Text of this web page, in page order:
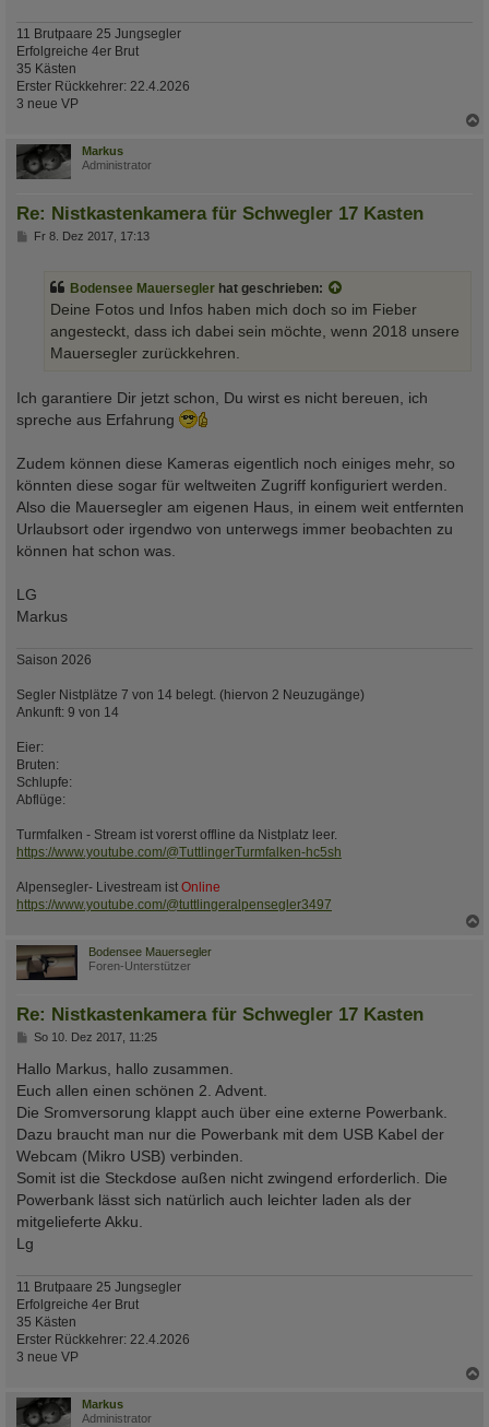
11 Brutpaare 25 Jungsegler
Erfolgreiche 4er Brut
35 Kästen
Erster Rückkehrer: 22.4.2026
3 neue VP
Markus
Administrator
Re: Nistkastenkamera für Schwegler 17 Kasten
BFr 8. Dez 2017, 17:13
Bodensee Mauersegler hat geschrieben:
Deine Fotos und Infos haben mich doch so im Fieber
angesteckt, dass ich dabei sein möchte, wenn 2018 unsere
Mauersegler zurückkehren.
Ich garantiere Dir jetzt schon, Du wirst es nicht bereuen, ich
spreche aus Erfahrung
Zudem können diese Kameras eigentlich noch einiges mehr, so
könnten diese sogar für weltweiten Zugriff konfiguriert werden.
Also die Mauersegler am eigenen Haus, in einem weit entfernten
Urlaubsort oder irgendwo von unterwegs immer beobachten zu
können hat schon was.
LG
Markus
Saison 2026
Segler Nistplätze 7 von 14 belegt. (hiervon 2 Neuzugänge)
Ankunft: 9 von 14
Eier:
Bruten:
Schlupfe:
Abflüge:
Turmfalken - Stream ist vorerst offline da Nistplatz leer.
https://www.youtube.com/@TuttlingerTurmfalken-hc5sh
Alpensegler- Livestream ist Online
https://www.youtube.com/@tuttlingeralpensegler3497
Bodensee Mauersegler
Foren-Unterstützer
Re: Nistkastenkamera für Schwegler 17 Kasten
B
i
t
r
a
g
So 10. Dez 2017, 11:25
Hallo Markus, hallo zusammen.
Euch allen einen schönen 2. Advent.
Die Sromversorung klappt auch über eine externe Powerbank.
Dazu braucht man nur die Powerbank mit dem USB Kabel der
Webcam (Mikro USB) verbinden.
Somit ist die Steckdose außen nicht zwingend erforderlich. Die
Powerbank lässt sich natürlich auch leichter laden als der
mitgelieferte Akku.
Lg
11 Brutpaare 25 Jungsegler
Erfolgreiche 4er Brut
35 Kästen
Erster Rückkehrer: 22.4.2026
3 neue VP
Markus
Administrator